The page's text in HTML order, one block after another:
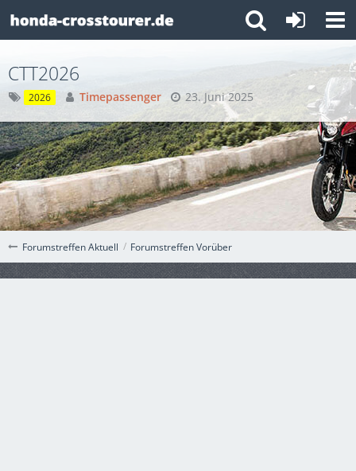
Forumstreffen Aktuell Forumstreffen Vorüber
CTT2026
2026 Timepassenger 23. Juni 2025